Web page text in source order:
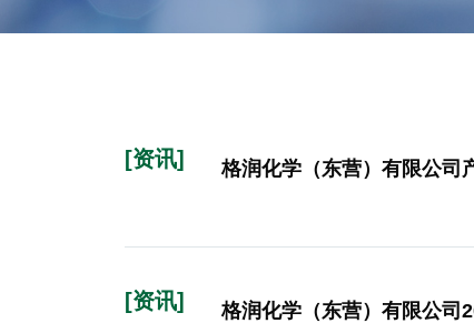
[资讯] 格润化学（东营）有限公司
[资讯] 格润化学（东营）有限公司